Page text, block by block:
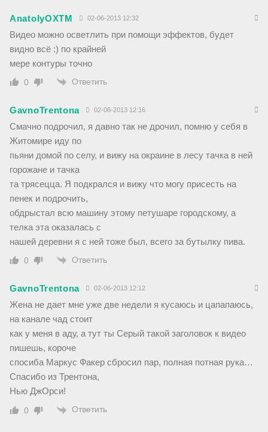
AnatolyOXTM 02-06-2013 12:32
Видео можно осветлить при помощи эффектов, будет
видно всё :) по крайней
мере контуры точно
0 Ответить
GavnoTrentona 02-06-2013 12:16
Смачно подрочил, я давно так не дрочил, помню у себя в
Житомире иду по
пьяни домой по селу, и вижу на окраине в лесу тачка в ней
горожане и тачка
та трясецца. Я подкрался и вижу что могу присесть на
пенек и подрочить,
обдрыстал всю машину этому петушаре городскому, а
телка эта оказалась с
нашей деревни я с ней тоже был, всего за бутылку пива.
0 Ответить
GavnoTrentona 02-06-2013 12:12
Жена не дает мне уже две недели я кусаюсь и цапапаюсь,
на канале чад стоит
как у меня в аду, а тут ты Серый такой заголовок к видео
пишешь, короче
спосиба Маркус Факер сбросил пар, полная потная рука…
Спасибо из Трентона,
Нью ДжОрси!
0 Ответить